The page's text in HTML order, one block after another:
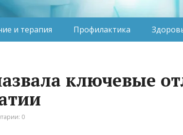
и терапия Профилактика
ключевые
0